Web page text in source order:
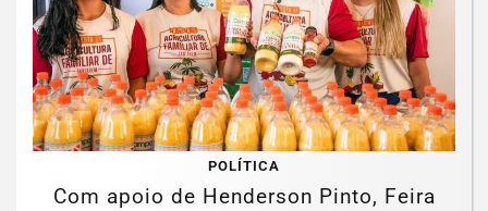
POLÍTICA
Com apoio de Henderson Pinto, Feira